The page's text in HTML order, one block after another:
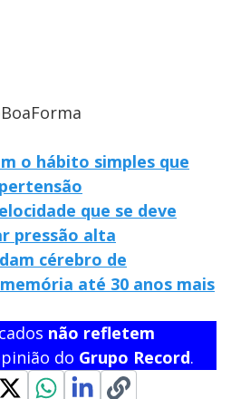
o hábito simples que
que se deve
pressão alta
cérebro de
até 30 anos mais
não refletem
do Grupo Record.